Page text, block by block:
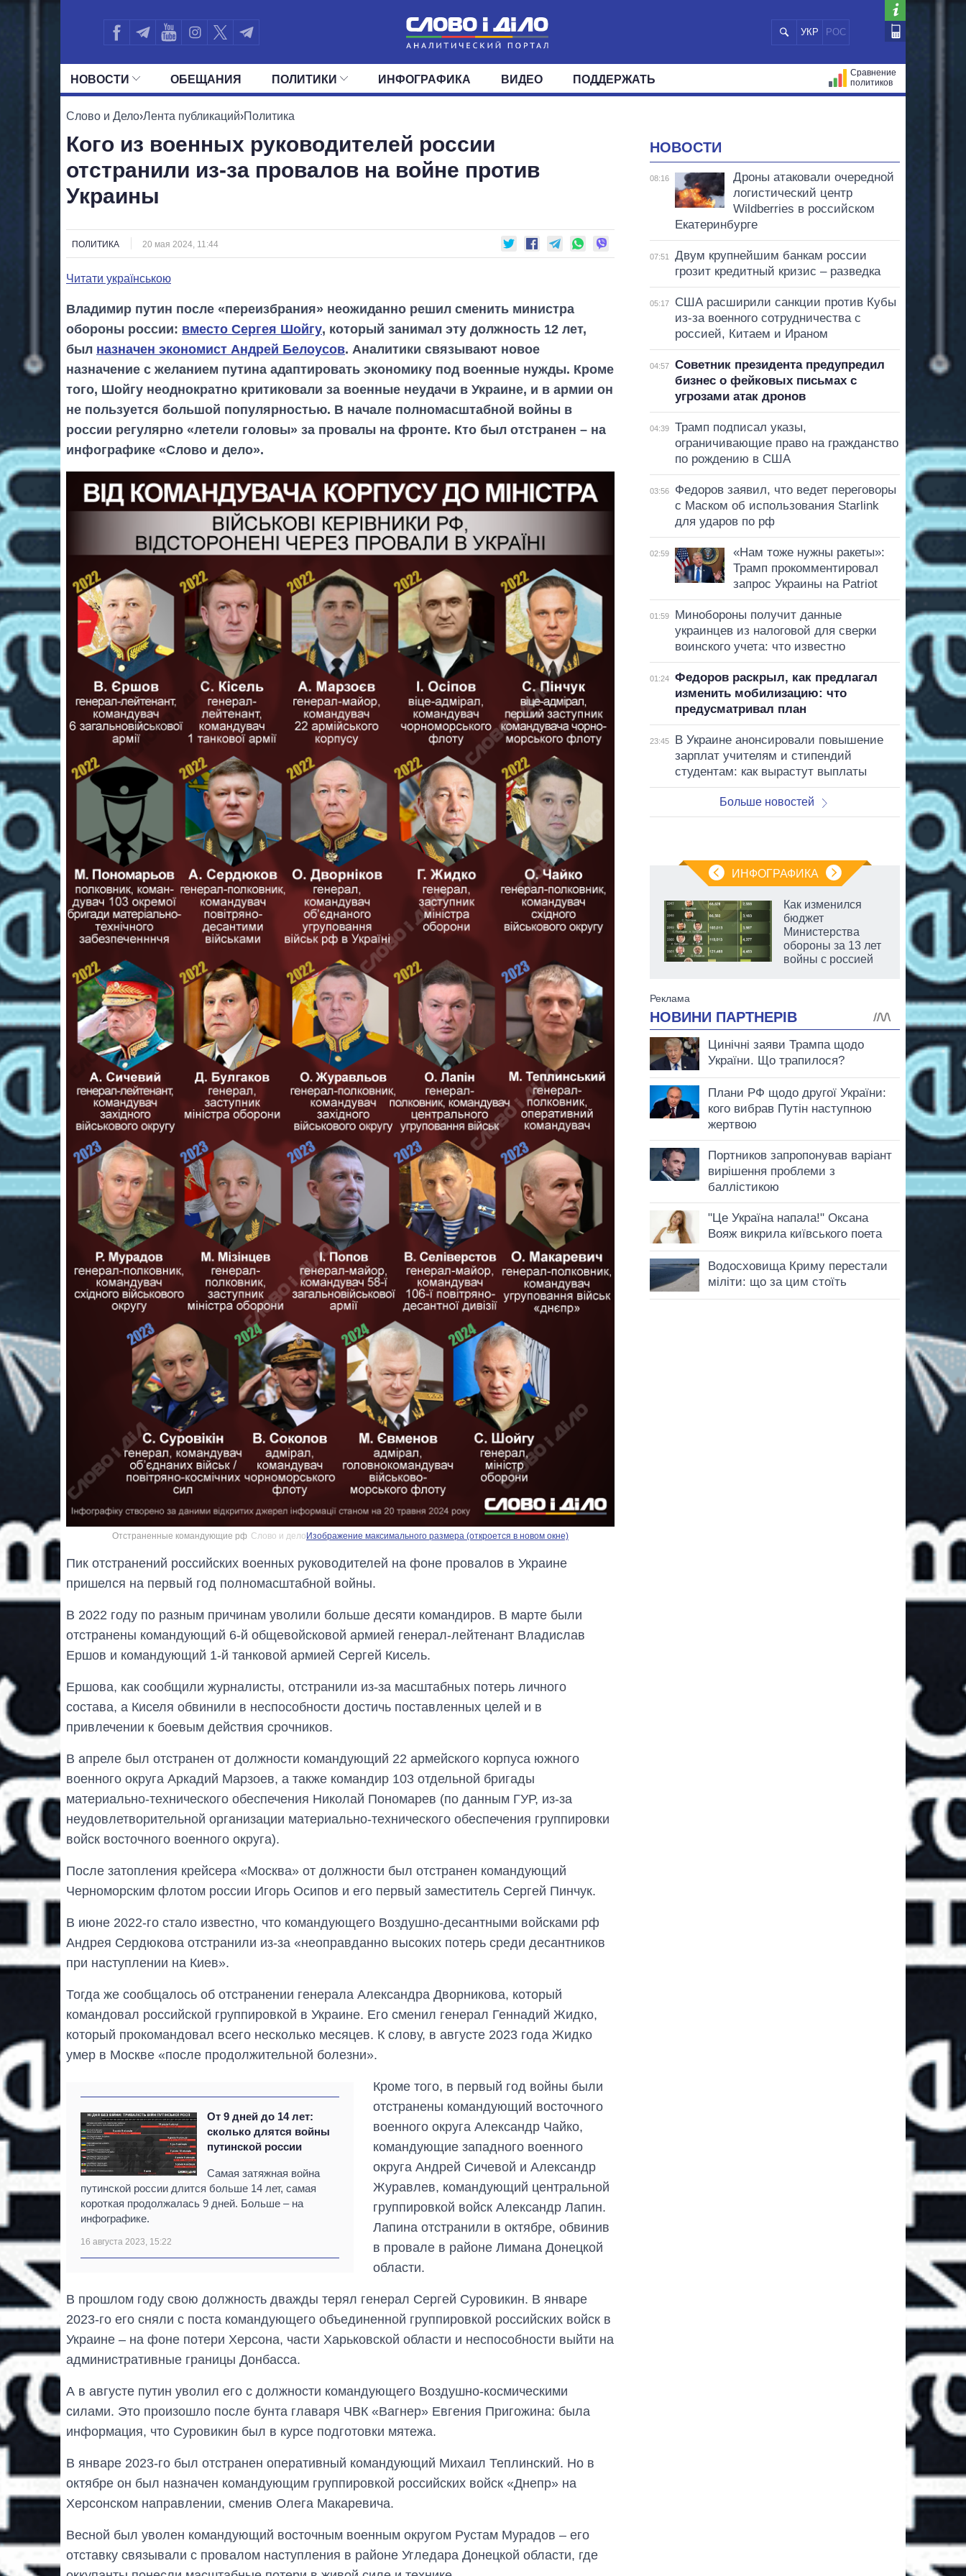
УКР РОС
НОВОСТИ
ПОЛИТИКА ЭКОНОМИКА
ОБЕЩАНИЯ ПОЛИТИКИ
ВСЕ ПОЛИТИКИ ПРЕЗИДЕНТ И ОФИС
ДЕПУТАТЫ КОМИТЕТЫ
ИНФОГРАФИКА ВИДЕО ПОДДЕРЖАТЬ
Сравнение
политиков
Слово и Дело›Лента публикаций›Политика
Кого из военных руководителей россии
отстранили из-за провалов на войне против
Украины
ПОЛИТИКА 20 мая 2024, 11:44
Читати українською
Владимир путин после «переизбрания» неожиданно решил сменить министра
обороны россии: вместо Сергея Шойгу, который занимал эту должность 12 лет,
был назначен экономист Андрей Белоусов. Аналитики связывают новое
назначение с желанием путина адаптировать экономику под военные нужды. Кроме
того, Шойгу неоднократно критиковали за военные неудачи в Украине, и в армии он
не пользуется большой популярностью. В начале полномасштабной войны в
россии регулярно «летели головы» за провалы на фронте. Кто был отстранен – на
инфографике «Слово и дело».
Отстраненные командующие рф Слово и делоИзображение максимального размера (откроется в новом окне)
Пик отстранений российских военных руководителей на фоне провалов в Украине
пришелся на первый год полномасштабной войны.
В 2022 году по разным причинам уволили больше десяти командиров. В марте были
отстранены командующий 6-й общевойсковой армией генерал-лейтенант Владислав
Ершов и командующий 1-й танковой армией Сергей Кисель.
Ершова, как сообщили журналисты, отстранили из-за масштабных потерь личного
состава, а Киселя обвинили в неспособности достичь поставленных целей и в
привлечении к боевым действия срочников.
В апреле был отстранен от должности командующий 22 армейского корпуса южного
военного округа Аркадий Марзоев, а также командир 103 отдельной бригады
материально-технического обеспечения Николай Пономарев (по данным ГУР, из-за
неудовлетворительной организации материально-технического обеспечения группировки
войск восточного военного округа).
После затопления крейсера «Москва» от должности был отстранен командующий
Черноморским флотом россии Игорь Осипов и его первый заместитель Сергей Пинчук.
В июне 2022-го стало известно, что командующего Воздушно-десантными войсками рф
Андрея Сердюкова отстранили из-за «неоправданно высоких потерь среди десантников
при наступлении на Киев».
Тогда же сообщалось об отстранении генерала Александра Дворникова, который
командовал российской группировкой в Украине. Его сменил генерал Геннадий Жидко,
который прокомандовал всего несколько месяцев. К слову, в августе 2023 года Жидко
умер в Москве «после продолжительной болезни».
От 9 дней до 14 лет:
сколько длятся войны
путинской россии
Самая затяжная война
путинской россии длится больше 14 лет, самая
короткая продолжалась 9 дней. Больше – на
инфографике.
16 августа 2023, 15:22
Кроме того, в первый год войны были
отстранены командующий восточного
военного округа Александр Чайко,
командующие западного военного
округа Андрей Сичевой и Александр
Журавлев, командующий центральной
группировкой войск Александр Лапин.
Лапина отстранили в октябре, обвинив
в провале в районе Лимана Донецкой
области.
В прошлом году свою должность дважды терял генерал Сергей Суровикин. В январе
2023-го его сняли с поста командующего объединенной группировкой российских войск в
Украине – на фоне потери Херсона, части Харьковской области и неспособности выйти на
административные границы Донбасса.
А в августе путин уволил его с должности командующего Воздушно-космическими
силами. Это произошло после бунта главаря ЧВК «Вагнер» Евгения Пригожина: была
информация, что Суровикин был в курсе подготовки мятежа.
В январе 2023-го был отстранен оперативный командующий Михаил Теплинский. Но в
октябре он был назначен командующим группировкой российских войск «Днепр» на
Херсонском направлении, сменив Олега Макаревича.
Весной был уволен командующий восточным военным округом Рустам Мурадов – его
отставку связывали с провалом наступления в районе Угледара Донецкой области, где
НОВОСТИ
08:16
Дроны атаковали очередной
логистический центр
Wildberries в российском
Екатеринбурге
07:51
Двум крупнейшим банкам россии
грозит кредитный кризис – разведка
05:17
США расширили санкции против Кубы
из-за военного сотрудничества с
россией, Китаем и Ираном
04:57
Советник президента предупредил
бизнес о фейковых письмах с
угрозами атак дронов
04:39
Трамп подписал указы,
ограничивающие право на гражданство
по рождению в США
03:56
Федоров заявил, что ведет переговоры
с Маском об использования Starlink
для ударов по рф
02:59
«Нам тоже нужны ракеты»:
Трамп прокомментировал
запрос Украины на Patriot
01:59
Минобороны получит данные
украинцев из налоговой для сверки
воинского учета: что известно
01:24
Федоров раскрыл, как предлагал
изменить мобилизацию: что
предусматривал план
23:45
В Украине анонсировали повышение
зарплат учителям и стипендий
студентам: как вырастут выплаты
Больше новостей
ИНФОГРАФИКА
Восемь
массированных
ударов по Украине
область стали
главной целью рф
Как изменился
бюджет
Министерства
обороны за 13 лет
войны с россией